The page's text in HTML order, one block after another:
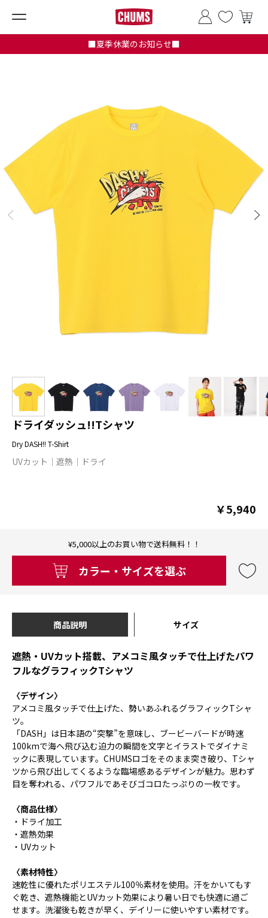
■夏季休業のお知らせ■
ドライダッシュ!!Tシャツ
Dry DASH!! T-Shirt
UVカット 遮熱 ドライ
￥5,940
¥5,000以上のお買い物で送料無料！！
カラー・サイズを選ぶ
商品説明 サイズ
遮熱・UVカット搭載、アメコミ風タッチで仕上げたパワ
フルなグラフィックTシャツ
〈デザイン〉
アメコミ風タッチで仕上げた、勢いあふれるグラフィックTシャ
ツ。
「DASH」は日本語の“突撃”を意味し、ブービーバードが時速
100kmで海へ飛び込む迫力の瞬間を文字とイラストでダイナミ
ックに表現しています。CHUMSロゴをそのまま突き破り、Tシャ
ツから飛び出してくるような臨場感あるデザインが魅力。思わず
目を奪われる、パワフルであそびゴコロたっぷりの一枚です。
〈商品仕様〉
・ドライ加工
・遮熱効果
・UVカット
〈素材特性〉
速乾性に優れたポリエステル100％素材を使用。汗をかいてもす
ぐ乾き、遮熱機能とUVカット効果により暑い日でも快適に過ご
せます。洗濯後も乾きが早く、デイリーに使いやすい素材です。